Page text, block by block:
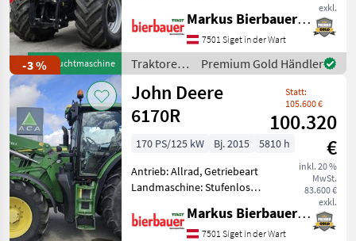
-3 %Gebrauchtmaschine
exkl.
Zapfwellendrehzahl:
540/540E/1000/1000E,
Höchstgeschwindigkeit in
km/h: 50 km/h, Aufla
Markus Bierbauer GmbH
7501 Siget in der Wart
Traktoren
/ Case IH
Premium Gold Händler
John Deere
6170R
Statt:
105.600 €
100.320
€
inkl. 20 %
MwSt.
83.600 €
exkl.
170 PS/125 kW Bj. 2015
5810 h
Antrieb: Allrad, Getriebeart
Landmaschine: Stufenloses
Zapfwellendrehzahl:
540/540E/1000,
Markus Bierbauer GmbH
7501 Siget in der Wart